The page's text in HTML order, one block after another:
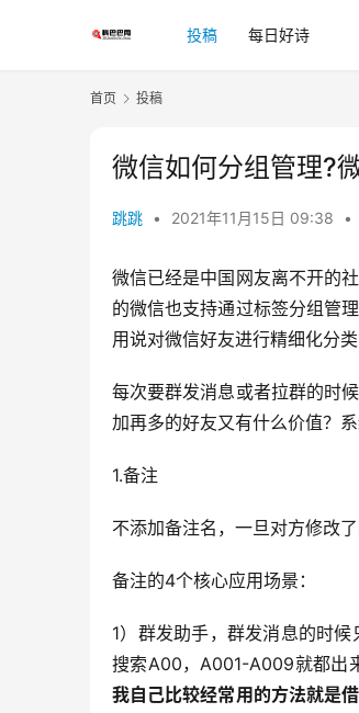
投稿 每日好诗
首页 投稿
微信如何分组管理?
跳跳 • 2021年11月15日 09:38 •
微信已经是中国网友离不开的
的微信也支持通过标签分组管
用说对微信好友进行精细化分类
每次要群发消息或者拉群的时
加再多的好友又有什么价值？
1.备注
不添加备注名，一旦对方修改
备注的4个核心应用场景：
1）群发助手，群发消息的时候
搜索A00，A001-A009就都出
我自己比较经常用的方法就是